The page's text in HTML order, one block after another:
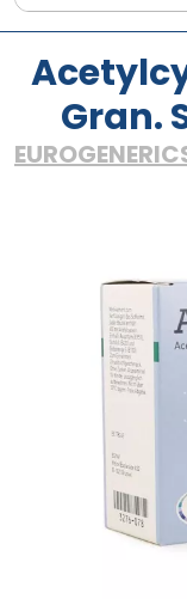
Gran.